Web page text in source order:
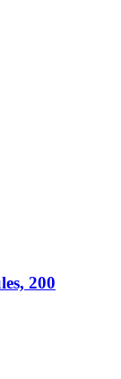
200